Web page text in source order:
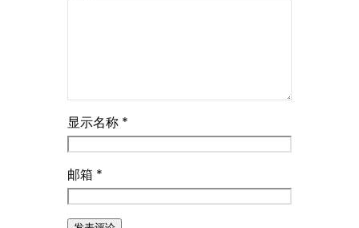
显示名称 *
邮箱 *